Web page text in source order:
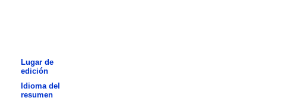
Lugar de
edición
Idioma del
resumen